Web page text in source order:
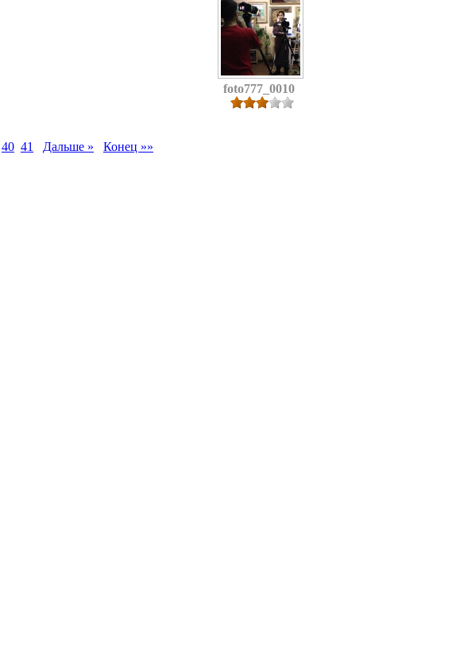
foto777_0010
40 41 Дальше »
Конец »»